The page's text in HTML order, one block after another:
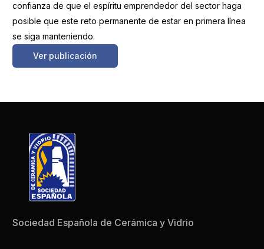
confianza de que el espíritu emprendedor del sector haga
posible que este reto permanente de estar en primera línea
se siga manteniendo.
Ver publicación
Sociedad Española de Cerámica y Vidrio